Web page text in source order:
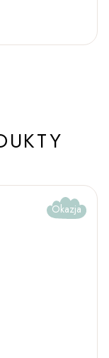
Okazja